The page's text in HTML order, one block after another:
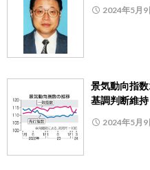
2024年5月9
景気動向指数
基調判断維持
2024年5月9